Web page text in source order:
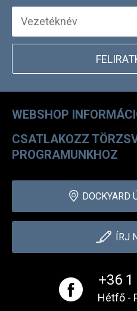
WEBSHOP
CSATLAKOZZ
PROGRAMUNKHOZ
DOCKYARD
+36 1
Hétfő -
ÍRJ